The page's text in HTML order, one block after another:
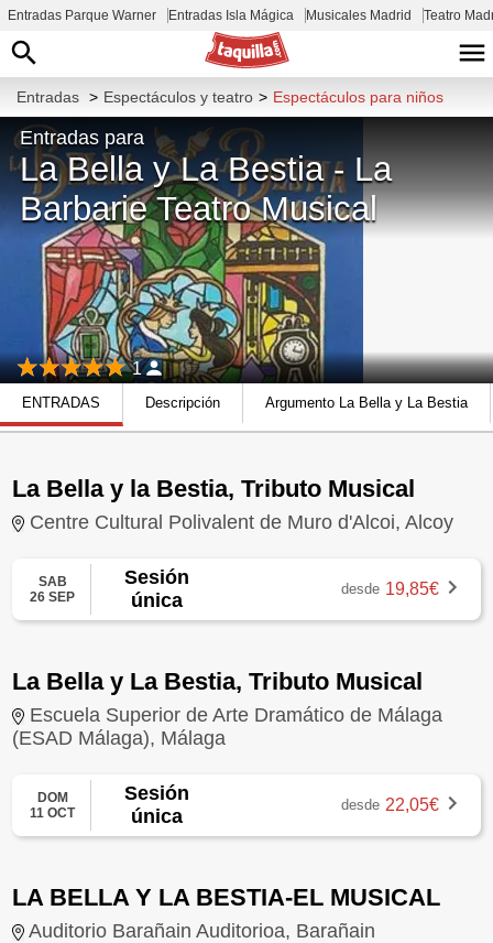
Entradas Parque Warner Entradas Isla Mágica Musicales Madrid Teatro
Entradas > Espectáculos y teatro > Espectáculos para niños
Entradas para
La Bella y La Bestia - La
Barbarie Teatro Musical
1
ENTRADAS Descripción Argumento La Bella y La Bestia
La Bella y la Bestia, Tributo Musical
Centre Cultural Polivalent de Muro d'Alcoi, Alcoy
SAB
26 SEP
Sesión
única
desde 19,85€
La Bella y La Bestia, Tributo Musical
Escuela Superior de Arte Dramático de Málaga
(ESAD Málaga), Málaga
DOM
11 OCT
Sesión
única
desde 22,05€
LA BELLA Y LA BESTIA-EL MUSICAL
Auditorio Barañain Auditorioa, Barañain